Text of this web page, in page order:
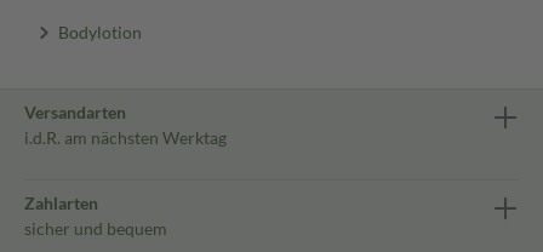
Bodylotion
Versandarten
i.d.R. am nächsten Werktag
Zahlarten
sicher und bequem